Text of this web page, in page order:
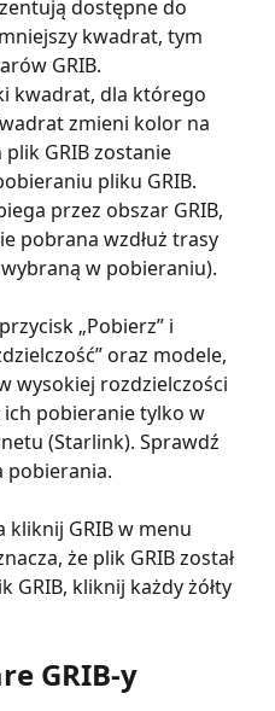
dostępne do
kwadrat, tym
GRIB.
kwadrat, dla którego
zmieni kolor na
GRIB zostanie
pliku GRIB.
przez obszar GRIB,
pobrana wzdłuż trasy
w pobieraniu).
„Pobierz” i
oraz modele,
wysokiej rozdzielczości
ich pobieranie tylko w
(Starlink). Sprawdź
pobierania.
kliknij GRIB w menu
że ​​plik GRIB został
GRIB, kliknij każdy żółty
GRIB-y